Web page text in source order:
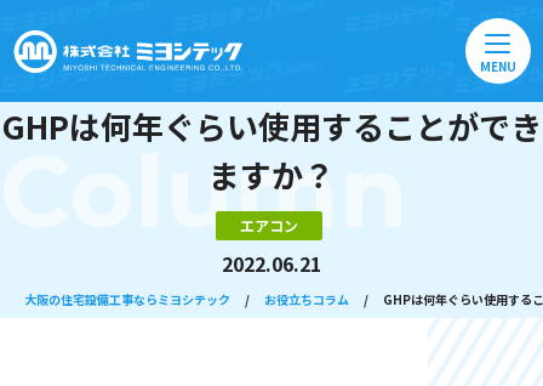
MENU
GHPは何年ぐらい使用することができ
ますか？
エアコン
2022.06.21
Column
大阪の住宅設備工事ならミヨシテック / お役立ちコラム / GHPは何年ぐらい使用する